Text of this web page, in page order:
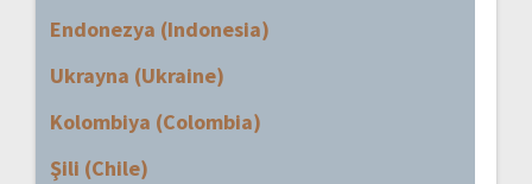
Endonezya (Indonesia)
Ukrayna (Ukraine)
Kolombiya (Colombia)
Şili (Chile)